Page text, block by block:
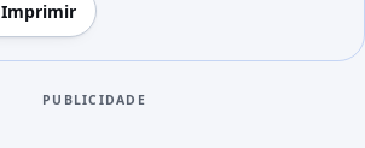
Imprimir
PUBLICIDADE